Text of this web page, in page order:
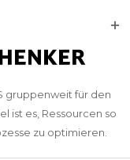
gruppenweit für den
ist es, Ressourcen so
zu optimieren.